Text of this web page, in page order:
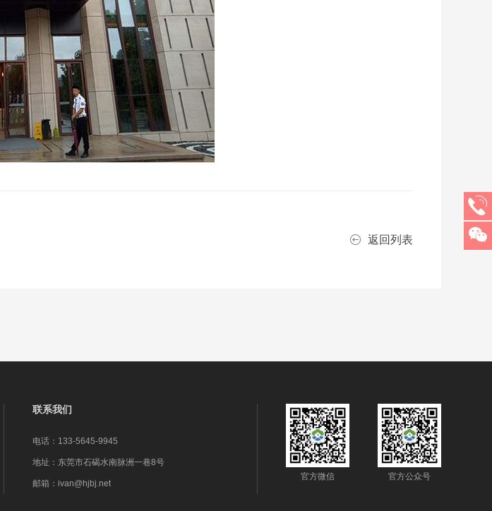
返回列表
联系我们
电话： 133-5645-9945
地址： 东莞市石碣水南脉洲一巷8号
邮箱： ivan@hjbj.net
官方微信 官方公众号